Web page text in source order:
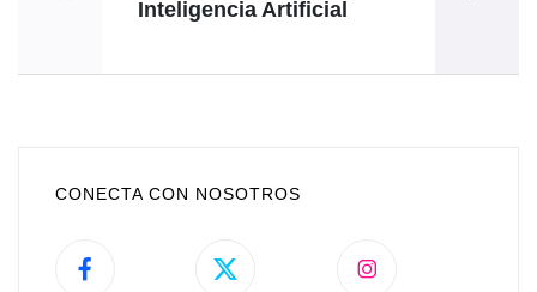
Inteligencia Artificial
CONECTA CON NOSOTROS